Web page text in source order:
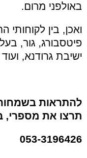
באולפני מרום.
ואכן, בין לקוחותי
פיטסבורג, גור,
ישיבת גרודנא,
להתראות
תרצו את מספרי,
053-3196426